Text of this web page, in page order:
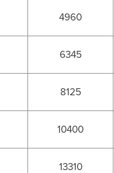
4960
6345
8125
10400
13310